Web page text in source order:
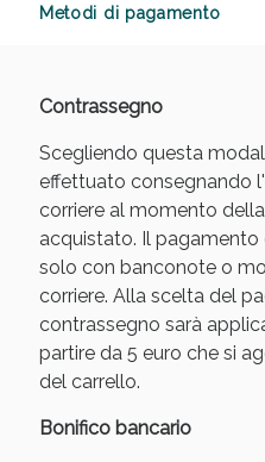
Metodi di pagamento
Contrassegno
Scegliendo questa
effettuato consegnando
corriere al momento
acquistato. Il pagamento
solo con banconote o
corriere. Alla scelta del
contrassegno sarà
partire da 5 euro che si
del carrello.
Bonifico bancario
Vie Urinarie e
Benessere Intestinale: